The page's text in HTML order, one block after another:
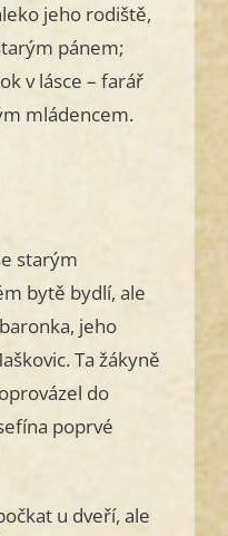
jeho rodiště,
pánem;
v lásce – farář
mládencem.
starým
bytě bydlí, ale
jeho
Ta žákyně
do
poprvé
u dveří, ale